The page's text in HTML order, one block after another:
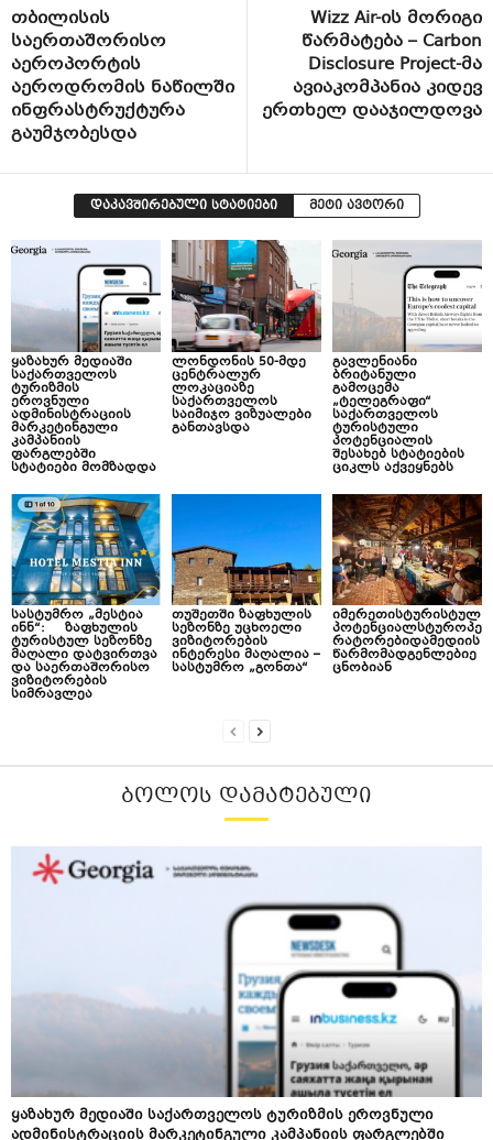
თბილისის
საერთაშორისო
აეროპორტის
აეროდრომის ნაწილში
ინფრასტრუქტურა
გაუმჯობესდა
Wizz Air-ის მორიგი
წარმატება – Carbon
Disclosure Project-მა
ავიაკომპანია კიდევ
ერთხელ დააჯილდოვა
დაკავშირებული სტატიები მეტი ავტორი
ყაზახურ მედიაში
საქართველოს
ტურიზმის
ეროვნული
ადმინისტრაციის
მარკეტინგული
კამპანიის
ფარგლებში
სტატიები მომზადდა
ლონდონის 50-მდე
ცენტრალურ
ლოკაციაზე
საქართველოს
საიმიჯო ვიზუალები
განთავსდა
გავლენიანი
ბრიტანული
გამოცემა
„ტელეგრაფი“
საქართველოს
ტურისტული
პოტენციალის
შესახებ სტატიების
ციკლს აქვეყნებს
სასტუმრო „მესტია
ინნ“: ზაფხულის
ტურისტულ სეზონზე
მაღალი დატვირთვა
და საერთაშორისო
ვიზიტორების
სიმრავლეა
თუშეთში ზაფხულის
სეზონზე უცხოელი
ვიზიტორების
ინტერესი მაღალია –
სასტუმრო „გონთა“
იმერეთისტურისტულ
პოტენციალსტუროპე
რატორებიდამედიის
წარმომადგენლებიე
ცნობიან
ᲑᲝᲚᲝᲡ ᲓᲐᲛᲐᲢᲔᲑᲣᲚᲘ
ყაზახურ მედიაში საქართველოს ტურიზმის ეროვნული